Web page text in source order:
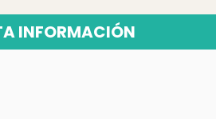
INFORMACIÓN